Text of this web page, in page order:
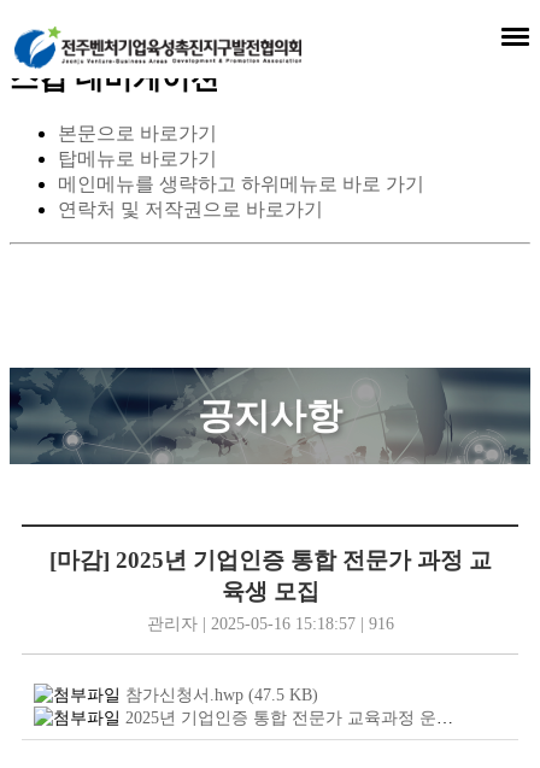
스킵 네비게이션
본문으로 바로가기
탑메뉴로 바로가기
메인메뉴를 생략하고 하위메뉴로 바로 가기
연락처 및 저작권으로 바로가기
공지사항
[마감] 2025년 기업인증 통합 전문가 과정 교
육생 모집
관리자 | 2025-05-16 15:18:57 | 916
참가신청서.hwp (47.5 KB)
2025년 기업인증 통합 전문가 교육과정 운영 모집공고.pdf